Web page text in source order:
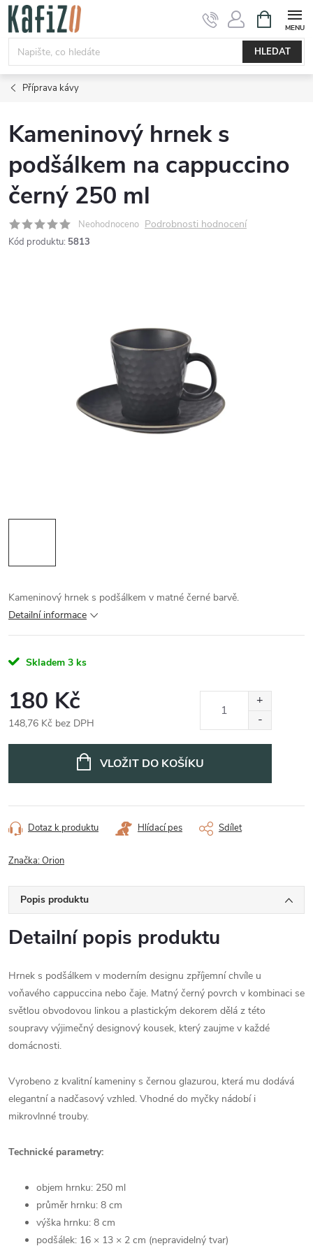
Přejít
obsah
HLEDAT
NÁKUPNÍ
KOŠÍK
Příprava kávy
Kameninový hrnek s
podšálkem na cappuccino
černý 250 ml
Neohodnoceno Podrobnosti hodnocení
Kód produktu: 5813
Kameninový hrnek s podšálkem v matné černé barvě.
Detailní informace
Skladem 3 ks
180 Kč
148,76 Kč bez DPH
VLOŽIT DO KOŠÍKU
Dotaz k produktu Hlídací pes Sdílet
Značka:Orion
Popis produktu
Detailní popis produktu
Hrnek s podšálkem v moderním designu zpříjemní chvíle u
voňavého cappuccina nebo čaje. Matný černý povrch v kombinaci se
světlou obvodovou linkou a plastickým dekorem dělá z této
soupravy výjimečný designový kousek, který zaujme v každé
domácnosti.
Vyrobeno z kvalitní kameniny s černou glazurou, která mu dodává
elegantní a nadčasový vzhled. Vhodné do myčky nádobí i
mikrovlnné trouby.
Technické parametry:
objem hrnku: 250 ml
průměr hrnku: 8 cm
výška hrnku: 8 cm
podšálek: 16 × 13 × 2 cm (nepravidelný tvar)